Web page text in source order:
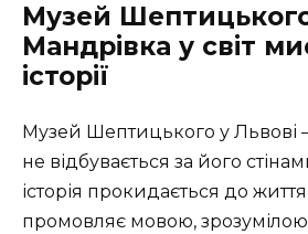
Музей
Мандрівка у світ
історії
Музей Шептицького у Львові
не відбувається за його
історія прокидається до
промовляє мовою,